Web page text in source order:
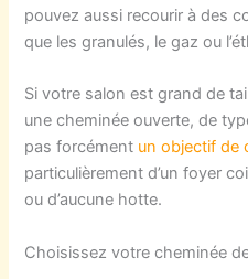
pouvez aussi recourir à des
que les granulés, le gaz ou
Si votre salon est grand de
une cheminée ouverte, de
pas forcément un objectif de
particulièrement d’un foyer
ou d’aucune hotte.
Choisissez votre cheminée